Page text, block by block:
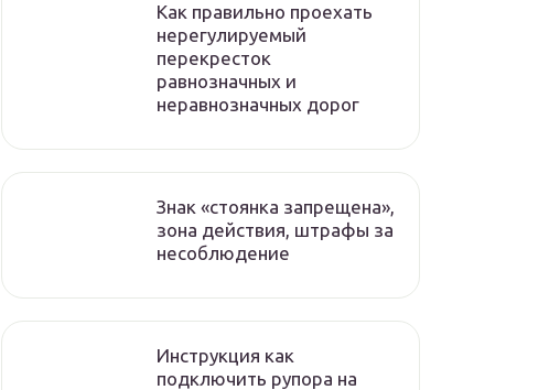
Как правильно проехать
нерегулируемый
перекресток
равнозначных и
неравнозначных дорог
Знак «стоянка запрещена»,
зона действия, штрафы за
несоблюдение
Инструкция как
подключить рупора на